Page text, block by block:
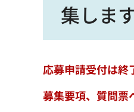
集しま
応募申請受付は終
募集要項、質問票